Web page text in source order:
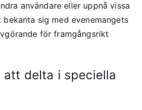
användare eller uppnå vissa
sig med evenemangets
för framgångsrikt
att delta i speciella